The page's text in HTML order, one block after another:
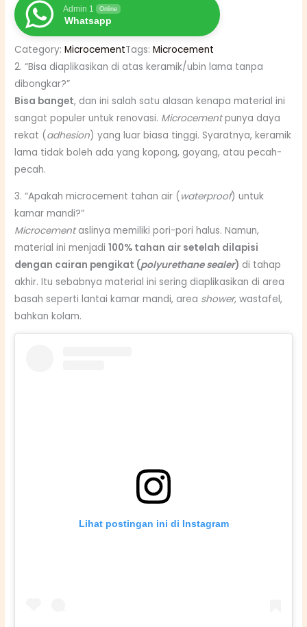
r
o
o
-
C
o
m
p
o
n
e
n
Admin 1 Online
Whatsapp
Category:MicrocementTags:Microcement
2. “Bisa diaplikasikan di atas keramik/ubin lama tanpa
dibongkar?”
Bisa banget, dan ini salah satu alasan kenapa material ini
sangat populer untuk renovasi. Microcementpunya daya
rekat (adhesion) yang luar biasa tinggi. Syaratnya, keramik
lama tidak boleh ada yang kopong, goyang, atau pecah-
pecah.
3. “Apakah microcement tahan air ( waterproof) untuk
kamar mandi?”
Microcementaslinya memiliki pori-pori halus. Namun,
material ini menjadi100% tahan air setelah dilapisi
dengan cairan pengikat (polyurethane sealer) di tahap
akhir. Itu sebabnya material ini sering diaplikasikan di area
basah seperti lantai kamar mandi, area shower, wastafel,
bahkan kolam.
Lihat postingan ini di Instagram